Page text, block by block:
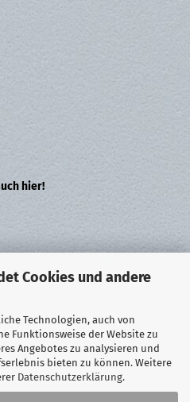
Cookies und andere
Technologien, auch von
Funktionsweise der Website zu
Angebotes zu analysieren und
bieten zu können. Weitere
Datenschutzerklärung.
hier!